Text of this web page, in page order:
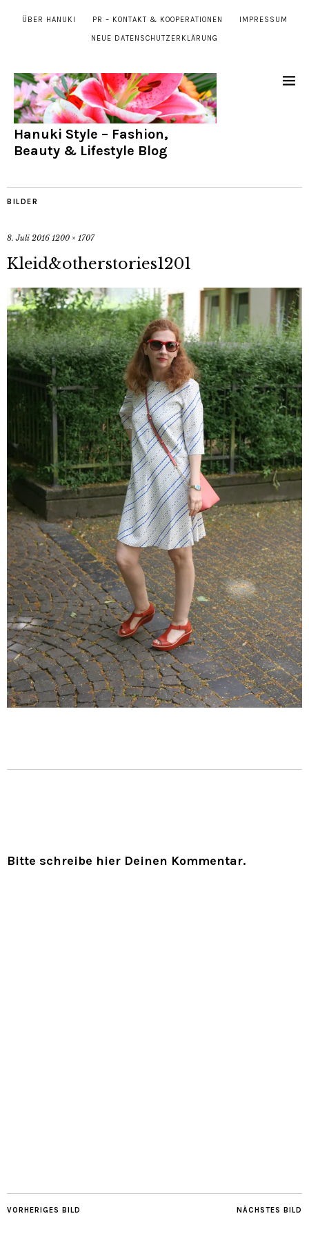
ÜBER HANUKI PR – KONTAKT & KOOPERATIONEN IMPRESSUM
NEUE DATENSCHUTZERKLÄRUNG
Hanuki Style – Fashion,
Beauty & Lifestyle Blog
BILDER
8. Juli 2016 1200 × 1707
Kleid&otherstories1201
Bitte schreibe hier Deinen Kommentar.
NÄCHSTES BILD
VORHERIGES BILD